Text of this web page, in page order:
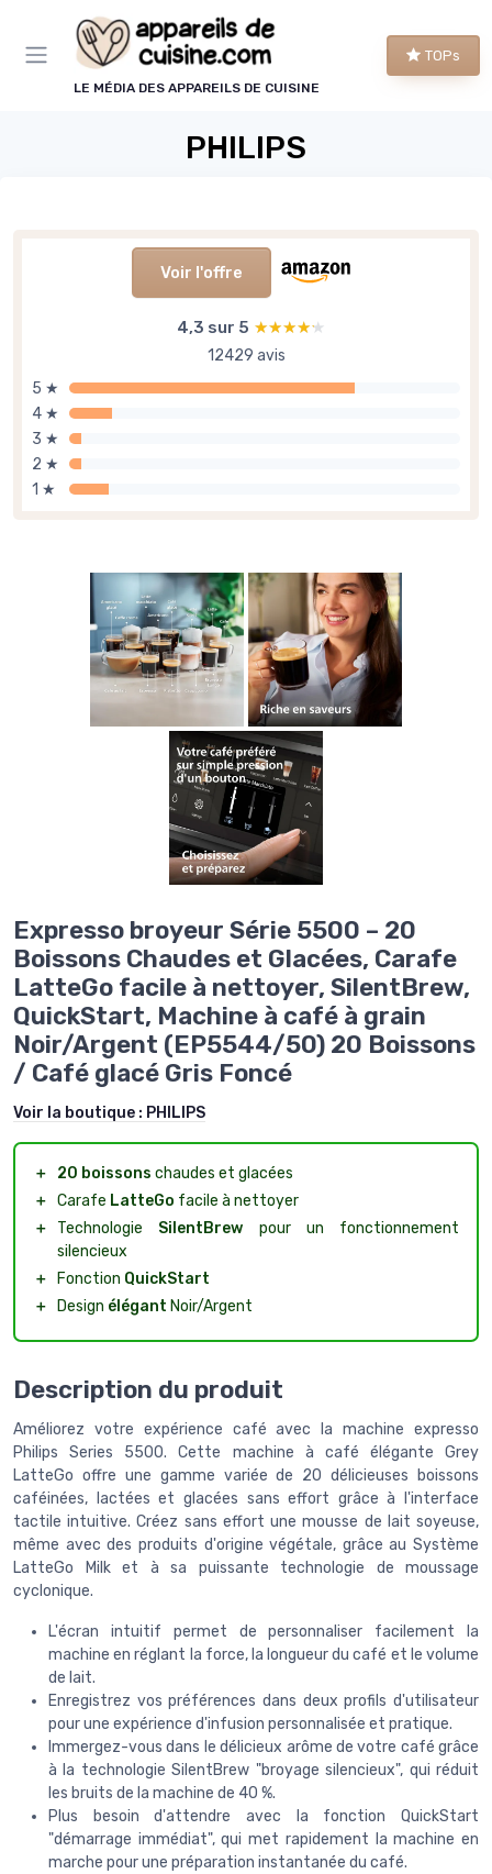
LE MÉDIA DES APPAREILS DE CUISINE
TOPs
PHILIPS
Voir l'offre
4,3 sur 5 ★★★★★
★★★★★
12429 avis
5 ★
4 ★
3 ★
2 ★
1 ★
Expresso broyeur Série 5500 – 20
Boissons Chaudes et Glacées, Carafe
LatteGo facile à nettoyer, SilentBrew,
QuickStart, Machine à café à grain
Noir/Argent (EP5544/50) 20 Boissons
/ Café glacé Gris Foncé
Voir la boutique : PHILIPS
＋ 20 boissons chaudes et glacées
＋ Carafe LatteGo facile à nettoyer
＋
Technologie SilentBrew pour un fonctionnement
silencieux
＋
Fonction QuickStart
＋
Design élégant Noir/Argent
Description du produit
Améliorez votre expérience café avec la machine expresso
Philips Series 5500. Cette machine à café élégante Grey
LatteGo offre une gamme variée de 20 délicieuses boissons
caféinées, lactées et glacées sans effort grâce à l'interface
tactile intuitive. Créez sans effort une mousse de lait soyeuse,
même avec des produits d'origine végétale, grâce au Système
LatteGo Milk et à sa puissante technologie de moussage
cyclonique.
L'écran intuitif permet de personnaliser facilement la
machine en réglant la force, la longueur du café et le volume
de lait.
Enregistrez vos préférences dans deux profils d'utilisateur
pour une expérience d'infusion personnalisée et pratique.
Immergez-vous dans le délicieux arôme de votre café grâce
à la technologie SilentBrew "broyage silencieux", qui réduit
les bruits de la machine de 40 %.
Plus besoin d'attendre avec la fonction QuickStart
"démarrage immédiat", qui met rapidement la machine en
marche pour une préparation instantanée du café.
Panneau de gestion des cookies